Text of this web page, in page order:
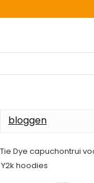
bloggen
Tie Dye capuchontrui
hoodies